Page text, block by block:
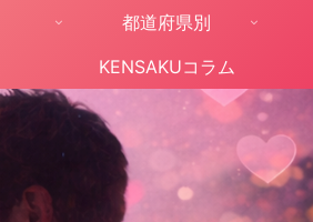
都道府県別
KENSAKUコラム